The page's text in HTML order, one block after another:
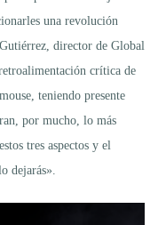
una revolución
director de Global
crítica de
teniendo presente
por mucho, lo más
tres aspectos y el
dejarás».